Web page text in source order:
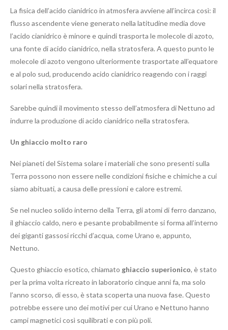
La fisica dell’acido cianidrico in atmosfera avviene all’incirca così: il
flusso ascendente viene generato nella latitudine media dove
l’acido cianidrico è minore e quindi trasporta le molecole di azoto,
una fonte di acido cianidrico, nella stratosfera. A questo punto le
molecole di azoto vengono ulteriormente trasportate all’equatore
e al polo sud, producendo acido cianidrico reagendo con i raggi
solari nella stratosfera.
Sarebbe quindi il movimento stesso dell’atmosfera di Nettuno ad
indurre la produzione di acido cianidrico nella stratosfera.
Un ghiaccio molto raro
Nei pianeti del Sistema solare i materiali che sono presenti sulla
Terra possono non essere nelle condizioni fisiche e chimiche a cui
siamo abituati, a causa delle pressioni e calore estremi.
Se nel nucleo solido interno della Terra, gli atomi di ferro danzano,
il ghiaccio caldo, nero e pesante probabilmente si forma all’interno
dei giganti gassosi ricchi d’acqua, come Urano e, appunto,
Nettuno.
Questo ghiaccio esotico, chiamato ghiaccio superionico, è stato
per la prima volta ricreato in laboratorio cinque anni fa, ma solo
l’anno scorso, di esso, è stata scoperta una nuova fase. Questo
potrebbe essere uno dei motivi per cui Urano e Nettuno hanno
campi magnetici così squilibrati e con più poli.